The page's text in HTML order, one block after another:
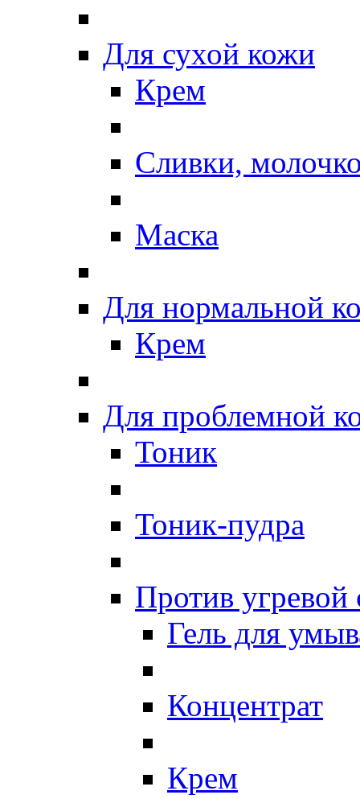
Для сухой кожи
Крем
Сливки,
Маска
Для нормальной
Крем
Для проблемной
Тоник
Тоник-пудра
Против
Гель для
Концентрат
Крем